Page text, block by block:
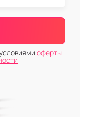
оферты